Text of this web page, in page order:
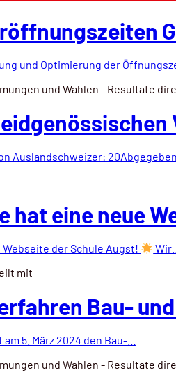
und Optimierung der
Auslandschweizer:
hat eine neue
der Schule Augst!
Bau-
5. März 2024 den Bau-…